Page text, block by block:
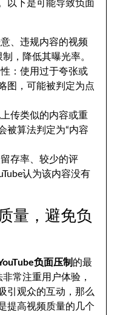
以下是可能导致负面
、违规内容的视频
，降低其曝光率。
：使用过于夸张或
图，可能被判定为点
传类似的内容或重
被算法判定为“内容
存率、较少的评
认为该内容没有
量，避免负
负面压制 的最
常注重用户体验，
引观众的互动，那么
提高视频质量的几个